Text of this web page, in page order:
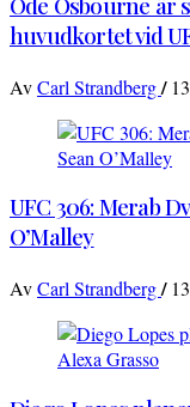
huvudkortet vid
AvCarl Strandberg/
UFC 306: Merab
O’Malley
AvCarl Strandberg/